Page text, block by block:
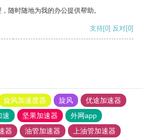
随时随地为我的办公提供帮助。
支持[0] 反对[0]
旋风加速度器 旋风
优途加速器
速 坚果加速器
外网app
器 油管加速器 上油管加速器